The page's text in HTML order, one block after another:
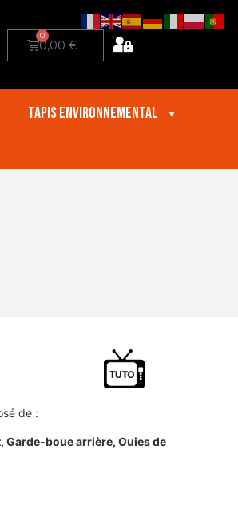
0,00 €
0
Tapis Environnemental
de :
Garde-boue arrière, Ouies de